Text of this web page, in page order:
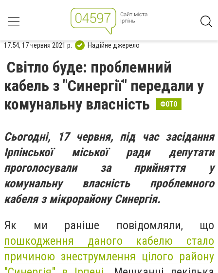
17:54, 17 червня 2021 р. Надійне джерело
Світло буде: проблемний
кабель з "Синергії" передали у
комунальну власність
ФОТО
Сьогодні, 17 червня, під час засідання
Ірпінської міської ради депутати
проголосували за прийняття у
комунальну власність проблемного
кабеля з мікрорайону Синергія.
Як ми раніше повідомляли, що
пошкодження даного кабелю стало
причиною знеструмлення цілого району